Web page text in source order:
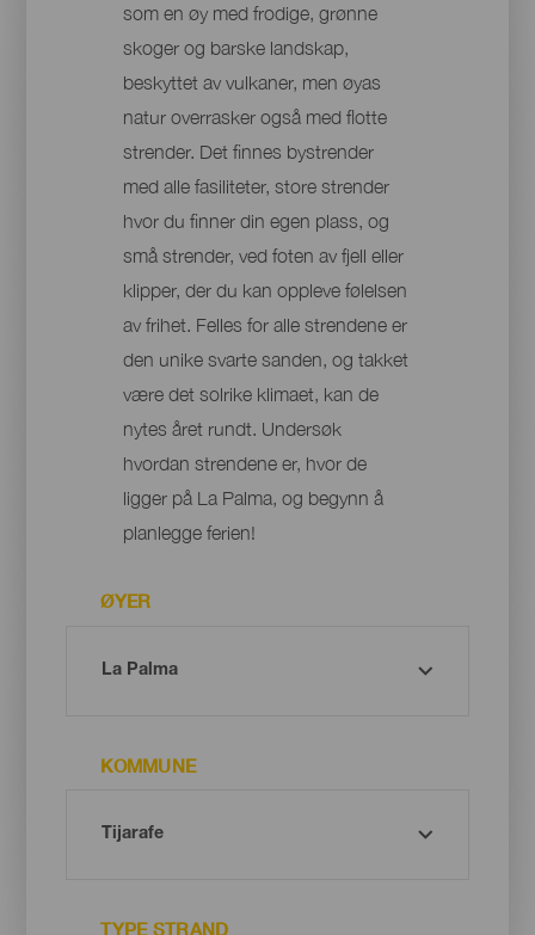
som en øy med frodige, grønne
skoger og barske landskap,
beskyttet av vulkaner, men øyas
natur overrasker også med flotte
strender. Det finnes bystrender
med alle fasiliteter, store strender
hvor du finner din egen plass, og
små strender, ved foten av fjell eller
klipper, der du kan oppleve følelsen
av frihet. Felles for alle strendene er
den unike svarte sanden, og takket
være det solrike klimaet, kan de
nytes året rundt. Undersøk
hvordan strendene er, hvor de
ligger på La Palma, og begynn å
planlegge ferien!
ØYER
KOMMUNE
TYPE STRAND